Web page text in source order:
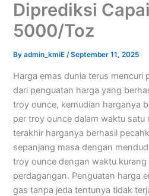
Diprediksi
5000/Toz
Byadmin_kmiE/September 11, 2025
Harga emas dunia terus mencuri
dari penguatan harga yang
troy ounce, kemudian harganya
per troy ounce dalam waktu satu
terakhir harganya berhasil
sepanjang masa dengan
troy ounce dengan waktu kurang
perdagangan. Penguatan harga
gas tanpa jeda tentunya tidak